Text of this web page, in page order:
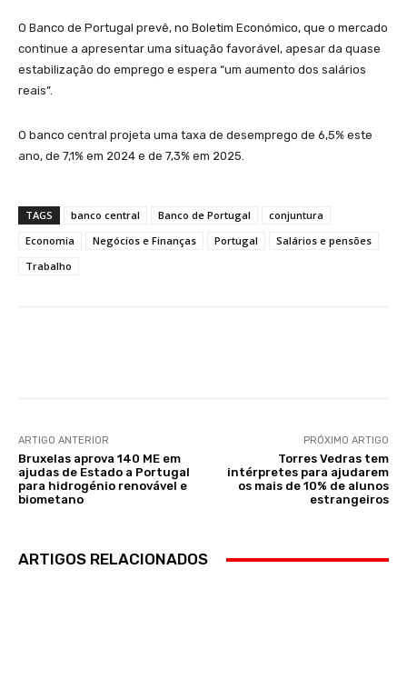
O Banco de Portugal prevê, no Boletim Económico, que o mercado
continue a apresentar uma situação favorável, apesar da quase
estabilização do emprego e espera “um aumento dos salários
reais”.
O banco central projeta uma taxa de desemprego de 6,5% este
ano, de 7,1% em 2024 e de 7,3% em 2025.
TAGS banco central Banco de Portugal
conjuntura
Economia
Negócios e Finanças Portugal
Salários e pensões
Trabalho
ARTIGO ANTERIOR
Bruxelas aprova 140 ME em
ajudas de Estado a Portugal
para hidrogénio renovável e
biometano
PRÓXIMO ARTIGO
Torres Vedras tem
intérpretes para ajudarem
os mais de 10% de alunos
estrangeiros
ARTIGOS RELACIONADOS